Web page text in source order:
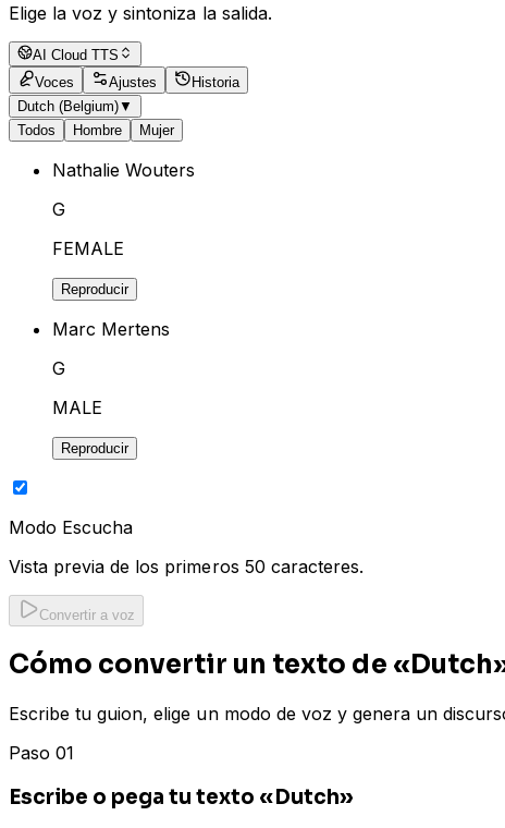
Elige la voz y sintoniza la salida.
AI Cloud TTS
Voces
Ajustes
Historia
Dutch (Belgium)▼
Todos
Hombre Mujer
Nathalie Wouters
G
FEMALE
Reproducir
Marc Mertens
G
MALE
Reproducir
Modo Escucha
Vista previa de los primeros 50 caracteres.
Convertir a voz
Cómo convertir un texto de
Escribe tu guion, elige un modo de voz y genera un
Paso 01
Escribe o pega tu texto «Dutch»